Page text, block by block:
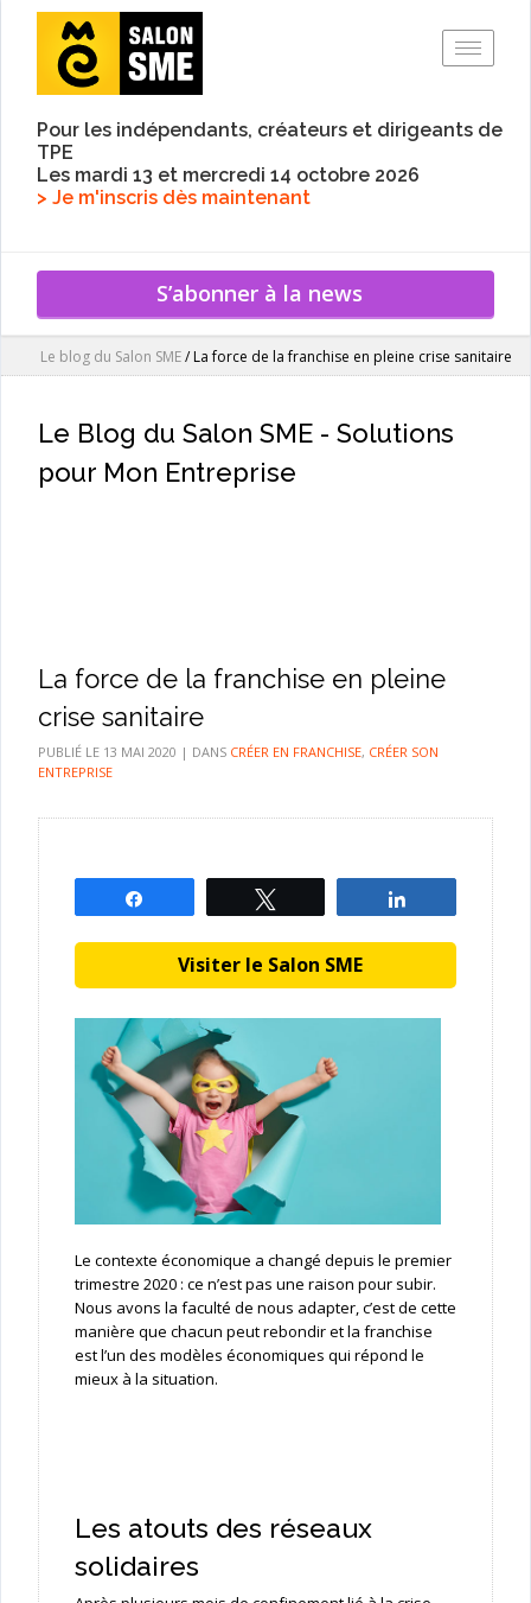
Pour les indépendants, créateurs et dirigeants de
TPE
Les mardi 13 et mercredi 14 octobre 2026
> Je m'inscris dès maintenant
S’abonner à la news
Le blog du Salon SME/La force de la franchise en pleine crise sanitaire
Le Blog du Salon SME - Solutions
pour Mon Entreprise
La force de la franchise en pleine
crise sanitaire
PUBLIÉ LE 13 MAI 2020 | DANS CRÉER EN FRANCHISE, CRÉER SON
ENTREPRISE
Visiter le Salon SME
Le contexte économique a changé depuis le premier
trimestre 2020 : ce n’est pas une raison pour subir.
Nous avons la faculté de nous adapter, c’est de cette
manière que chacun peut rebondir et la franchise
est l’un des modèles économiques qui répond le
mieux à la situation.
Les atouts des réseaux
solidaires